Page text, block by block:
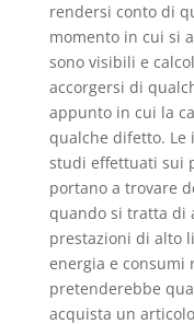
rendersi conto di
momento in cui si
sono visibili e
accorgersi di
appunto in cui la
qualche difetto. Le
studi effettuati sui
portano a trovare
quando si tratta di
prestazioni di alto
energia e consumi
pretenderebbe
acquista un